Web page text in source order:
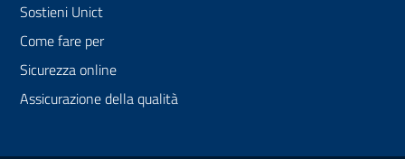
Sostieni Unict
Come fare per
Sicurezza online
Assicurazione della qualità